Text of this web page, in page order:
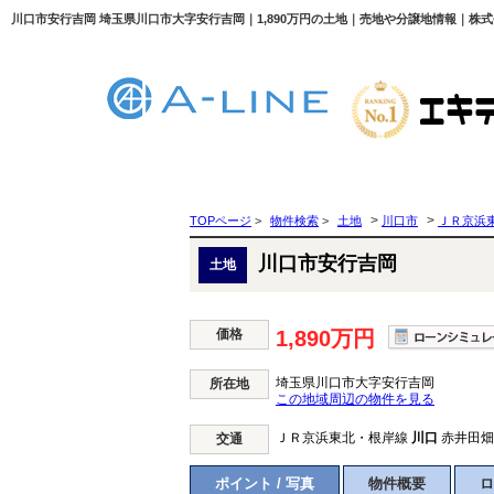
川口市安行吉岡 埼玉県川口市大字安行吉岡｜1,890万円の土地｜売地や分譲地情報｜株
TOPページ > 物件検索 > 土地 > 川口市 > ＪＲ京浜
土地 川口市安行吉岡
価格 1,890万円
所在地
埼玉県川口市大字安行吉岡
この地域周辺の物件を見る
交通 ＪＲ京浜東北・根岸線 川口 赤井田
ポイント / 写真 物件概要